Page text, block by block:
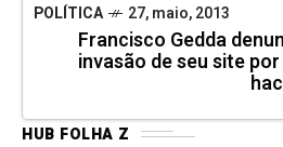
POLÍTICA 27, maio, 2013
Francisco Gedda
invasão de seu site
HUB FOLHA Z